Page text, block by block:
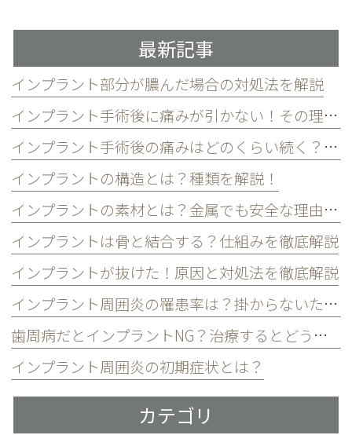
最新記事
インプラント部分が膿んだ場合の対処法を解説
インプラント手術後に痛みが引かない！その理由と対処法を解説
インプラント手術後の痛みはどのくらい続く？和らげるには？
インプラントの構造とは？種類を解説！
インプラントの素材とは？金属でも安全な理由とは
インプラントは骨と結合する？仕組みを徹底解説
インプラントが抜けた！原因と対処法を徹底解説
インプラント周囲炎の罹患率は？掛からないための3つの習慣
歯周病だとインプラントNG？治療するとどうなる？
インプラント周囲炎の初期症状とは？
カテゴリ